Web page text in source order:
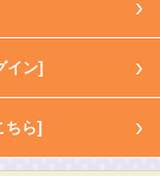
イン]
ちら]